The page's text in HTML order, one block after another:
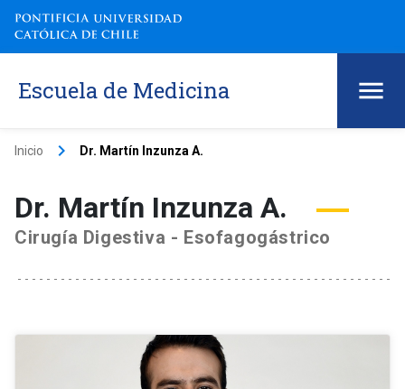
Escuela de Medicina
Inicio keyboard_arrow_right Dr. Martín Inzunza A.
Dr. Martín Inzunza A.
Cirugía Digestiva - Esofagogástrico